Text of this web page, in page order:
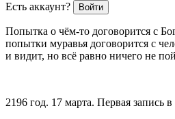
Есть аккаунт? Войти
Попытка о чём-то договорится с
попытки муравья договорится с
и видит, но всё равно ничего не
2196 год. 17 марта. Первая запись